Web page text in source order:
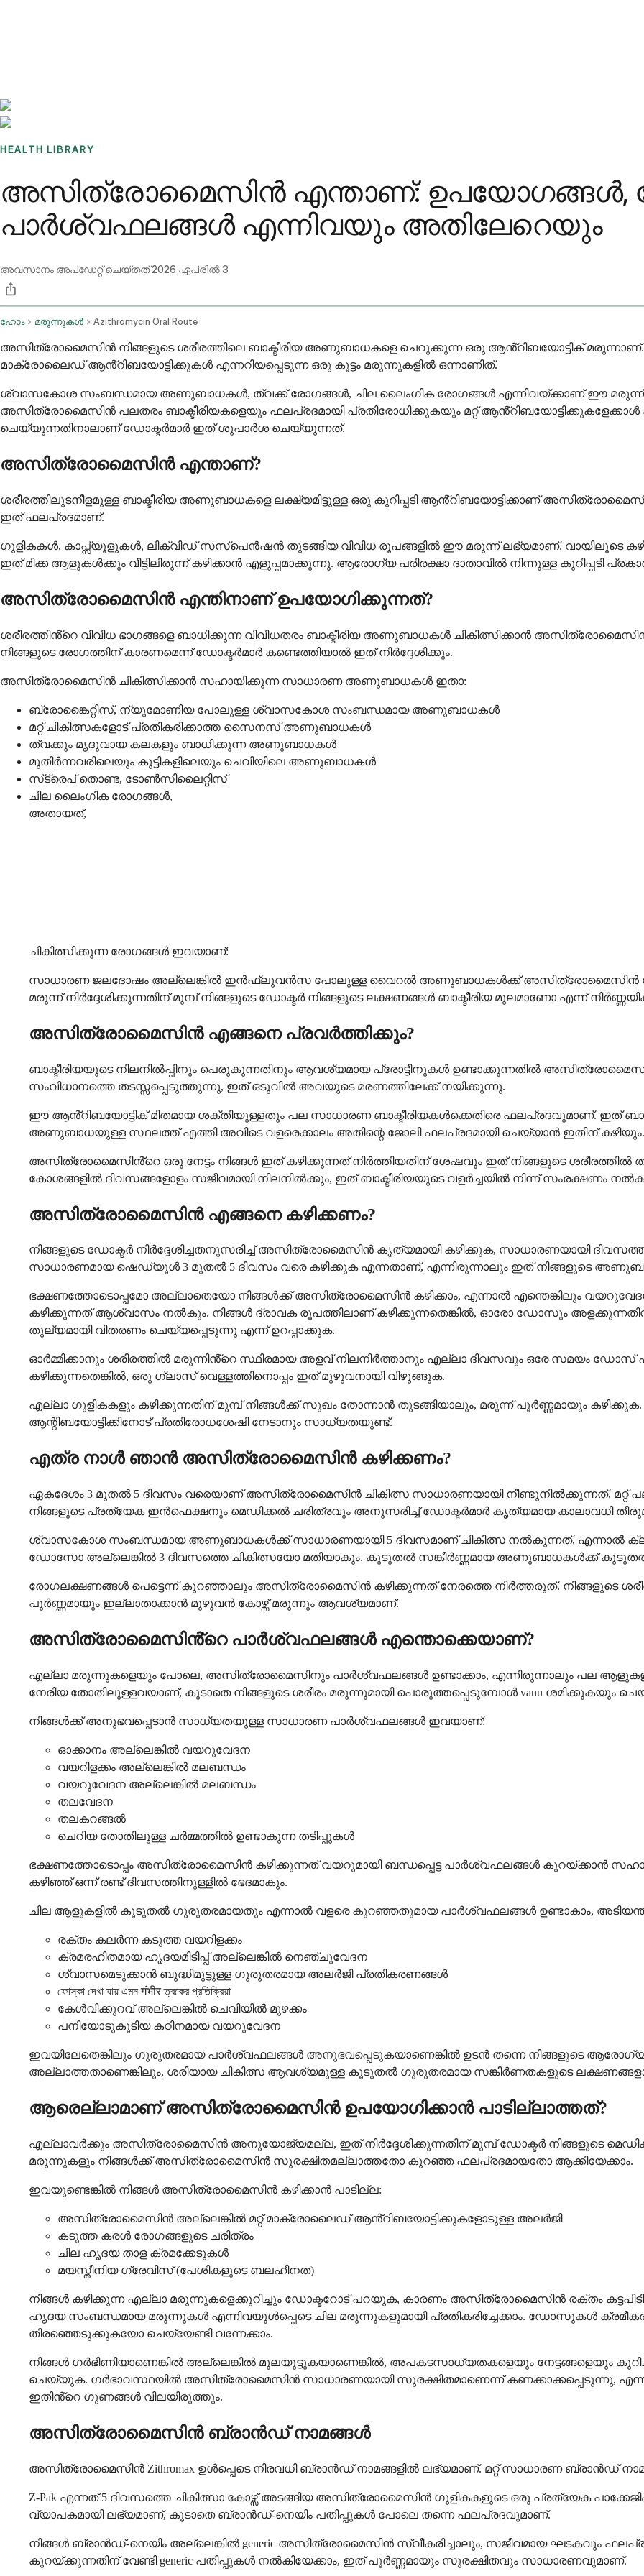
HEALTH LIBRARY
അസിത്രോമൈസിൻ എന്താണ്:
പാർശ്വഫലങ്ങൾ എന്നിവയും അതിലേറെയും
അവസാനം അപ്ഡേറ്റ് ചെയ്തത്2026 ഏപ്രിൽ 3
ഹോം മരുന്നുകൾ Azithromycin Oral Route
അസിത്രോമൈസിൻ നിങ്ങളുടെ ശരീരത്തിലെ ബാക്ടീരിയ അണുബാധകളെ ചെറുക്കുന്ന ഒരു ആൻ്റിബയോട്ടിക് മരുന്നാണ്.
മാക്രോലൈഡ് ആൻ്റിബയോട്ടിക്കുകൾ എന്നറിയപ്പെടുന്ന ഒരു കൂട്ടം മരുന്നുകളിൽ ഒന്നാണിത്.
ശ്വാസകോശ സംബന്ധമായ അണുബാധകൾ, ത്വക്ക് രോഗങ്ങൾ, ചില ലൈംഗിക രോഗങ്ങൾ എന്നിവയ്ക്കാണ് ഈ മരുന്ന്
അസിത്രോമൈസിൻ പലതരം ബാക്ടീരിയകളെയും ഫലപ്രദമായി പ്രതിരോധിക്കുകയും മറ്റ്
ചെയ്യുന്നതിനാലാണ് ഡോക്ടർമാർ ഇത് ശുപാർശ ചെയ്യുന്നത്.
അസിത്രോമൈസിൻ എന്താണ്?
ശരീരത്തിലുടനീളമുള്ള ബാക്ടീരിയ അണുബാധകളെ ലക്ഷ്യമിട്ടുള്ള ഒരു കുറിപ്പടി ആൻ്റിബയോട്ടിക്കാണ്
ഇത് ഫലപ്രദമാണ്.
ഗുളികകൾ, കാപ്സ്യൂളുകൾ, ലിക്വിഡ് സസ്പെൻഷൻ തുടങ്ങിയ വിവിധ രൂപങ്ങളിൽ ഈ മരുന്ന് ലഭ്യമാണ്. വായിലൂടെ
ഇത് മിക്ക ആളുകൾക്കും വീട്ടിലിരുന്ന് കഴിക്കാൻ എളുപ്പമാക്കുന്നു. ആരോഗ്യ പരിരക്ഷാ ദാതാവിൽ നിന്നുള്ള കുറിപ്പടി
അസിത്രോമൈസിൻ എന്തിനാണ് ഉപയോഗിക്കുന്നത്?
ശരീരത്തിൻ്റെ വിവിധ ഭാഗങ്ങളെ ബാധിക്കുന്ന വിവിധതരം ബാക്ടീരിയ അണുബാധകൾ ചികിത്സിക്കാൻ
നിങ്ങളുടെ രോഗത്തിന് കാരണമെന്ന് ഡോക്ടർമാർ കണ്ടെത്തിയാൽ ഇത് നിർദ്ദേശിക്കും.
അസിത്രോമൈസിൻ ചികിത്സിക്കാൻ സഹായിക്കുന്ന സാധാരണ അണുബാധകൾ ഇതാ:
ബ്രോങ്കൈറ്റിസ്, ന്യുമോണിയ പോലുള്ള ശ്വാസകോശ സംബന്ധമായ അണുബാധകൾ
മറ്റ് ചികിത്സകളോട് പ്രതികരിക്കാത്ത സൈനസ് അണുബാധകൾ
ത്വക്കും മൃദുവായ കലകളും ബാധിക്കുന്ന അണുബാധകൾ
മുതിർന്നവരിലെയും കുട്ടികളിലെയും ചെവിയിലെ അണുബാധകൾ
സ്‌ട്രെപ് തൊണ്ട, ടോൺസിലൈറ്റിസ്
ചില ലൈംഗിക രോഗങ്ങൾ,
ചികിത്സിക്കുന്ന രോഗങ്ങൾ ഇവയാണ്:
സാധാരണ ജലദോഷം അല്ലെങ്കിൽ ഇൻഫ്ലുവൻസ പോലുള്ള വൈറൽ അണുബാധകൾക്ക് അസിത്രോമൈസിൻ
മരുന്ന് നിർദ്ദേശിക്കുന്നതിന് മുമ്പ് നിങ്ങളുടെ ഡോക്ടർ നിങ്ങളുടെ ലക്ഷണങ്ങൾ ബാക്ടീരിയ മൂലമാണോ എന്ന്
അസിത്രോമൈസിൻ എങ്ങനെ പ്രവർത്തിക്കും?
ബാക്ടീരിയയുടെ നിലനിൽപ്പിനും പെരുകുന്നതിനും ആവശ്യമായ പ്രോട്ടീനുകൾ ഉണ്ടാക്കുന്നതിൽ
സംവിധാനത്തെ തടസ്സപ്പെടുത്തുന്നു, ഇത് ഒടുവിൽ അവയുടെ മരണത്തിലേക്ക് നയിക്കുന്നു.
ഈ ആൻ്റിബയോട്ടിക് മിതമായ ശക്തിയുള്ളതും പല സാധാരണ ബാക്ടീരിയകൾക്കെതിരെ ഫലപ്രദവുമാണ്. ഇത്
അണുബാധയുള്ള സ്ഥലത്ത് എത്തി അവിടെ വളരെക്കാലം അതിന്റെ ജോലി ഫലപ്രദമായി ചെയ്യാൻ ഇതിന് കഴിയും.
അസിത്രോമൈസിൻ്റെ ഒരു നേട്ടം നിങ്ങൾ ഇത് കഴിക്കുന്നത് നിർത്തിയതിന് ശേഷവും ഇത് നിങ്ങളുടെ ശരീരത്തിൽ
കോശങ്ങളിൽ ദിവസങ്ങളോളം സജീവമായി നിലനിൽക്കും, ഇത് ബാക്ടീരിയയുടെ വളർച്ചയിൽ നിന്ന് സംരക്ഷണം
അസിത്രോമൈസിൻ എങ്ങനെ കഴിക്കണം?
നിങ്ങളുടെ ഡോക്ടർ നിർദ്ദേശിച്ചതനുസരിച്ച് അസിത്രോമൈസിൻ കൃത്യമായി കഴിക്കുക, സാധാരണയായി
സാധാരണമായ ഷെഡ്യൂൾ 3 മുതൽ 5 ദിവസം വരെ കഴിക്കുക എന്നതാണ്, എന്നിരുന്നാലും ഇത് നിങ്ങളുടെ
ഭക്ഷണത്തോടൊപ്പമോ അല്ലാതെയോ നിങ്ങൾക്ക് അസിത്രോമൈസിൻ കഴിക്കാം, എന്നാൽ എന്തെങ്കിലും
കഴിക്കുന്നത് ആശ്വാസം നൽകും. നിങ്ങൾ ദ്രാവക രൂപത്തിലാണ് കഴിക്കുന്നതെങ്കിൽ, ഓരോ ഡോസും
തുല്യമായി വിതരണം ചെയ്യപ്പെടുന്നു എന്ന് ഉറപ്പാക്കുക.
ഓർമ്മിക്കാനും ശരീരത്തിൽ മരുന്നിൻ്റെ സ്ഥിരമായ അളവ് നിലനിർത്താനും എല്ലാ ദിവസവും ഒരേ സമയം
കഴിക്കുന്നതെങ്കിൽ, ഒരു ഗ്ലാസ് വെള്ളത്തിനൊപ്പം ഇത് മുഴുവനായി വിഴുങ്ങുക.
എല്ലാ ഗുളികകളും കഴിക്കുന്നതിന് മുമ്പ് നിങ്ങൾക്ക് സുഖം തോന്നാൻ തുടങ്ങിയാലും, മരുന്ന് പൂർണ്ണമായും കഴിക്കുക.
ആന്റിബയോട്ടിക്കിനോട് പ്രതിരോധശേഷി നേടാനും സാധ്യതയുണ്ട്.
എത്ര നാൾ ഞാൻ അസിത്രോമൈസിൻ കഴിക്കണം?
ഏകദേശം 3 മുതൽ 5 ദിവസം വരെയാണ് അസിത്രോമൈസിൻ ചികിത്സ സാധാരണയായി നീണ്ടുനിൽക്കുന്നത്, മറ്റ്
നിങ്ങളുടെ പ്രത്യേക ഇൻഫെക്ഷനും മെഡിക്കൽ ചരിത്രവും അനുസരിച്ച് ഡോക്ടർമാർ കൃത്യമായ കാലാവധി
ശ്വാസകോശ സംബന്ധമായ അണുബാധകൾക്ക് സാധാരണയായി 5 ദിവസമാണ് ചികിത്സ നൽകുന്നത്, എന്നാൽ
ഡോസോ അല്ലെങ്കിൽ 3 ദിവസത്തെ ചികിത്സയോ മതിയാകും. കൂടുതൽ സങ്കീർണ്ണമായ അണുബാധകൾക്ക് കൂടുതൽ
രോഗലക്ഷണങ്ങൾ പെട്ടെന്ന് കുറഞ്ഞാലും അസിത്രോമൈസിൻ കഴിക്കുന്നത് നേരത്തെ നിർത്തരുത്. നിങ്ങളുടെ
പൂർണ്ണമായും ഇല്ലാതാക്കാൻ മുഴുവൻ കോഴ്സ് മരുന്നും ആവശ്യമാണ്.
അസിത്രോമൈസിൻ്റെ പാർശ്വഫലങ്ങൾ എന്തൊക്കെയാണ്?
എല്ലാ മരുന്നുകളെയും പോലെ, അസിത്രോമൈസിനും പാർശ്വഫലങ്ങൾ ഉണ്ടാക്കാം, എന്നിരുന്നാലും പല
നേരിയ തോതിലുള്ളവയാണ്, കൂടാതെ നിങ്ങളുടെ ശരീരം മരുന്നുമായി പൊരുത്തപ്പെടുമ്പോൾ vanu ശമിക്കുകയും
നിങ്ങൾക്ക് അനുഭവപ്പെടാൻ സാധ്യതയുള്ള സാധാരണ പാർശ്വഫലങ്ങൾ ഇവയാണ്:
ഓക്കാനം അല്ലെങ്കിൽ വയറുവേദന
വയറിളക്കം അല്ലെങ്കിൽ മലബന്ധം
വയറുവേദന അല്ലെങ്കിൽ മലബന്ധം
തലവേദന
തലകറങ്ങൽ
ചെറിയ തോതിലുള്ള ചർമ്മത്തിൽ ഉണ്ടാകുന്ന തടിപ്പുകൾ
ഭക്ഷണത്തോടൊപ്പം അസിത്രോമൈസിൻ കഴിക്കുന്നത് വയറുമായി ബന്ധപ്പെട്ട പാർശ്വഫലങ്ങൾ കുറയ്ക്കാൻ
കഴിഞ്ഞ് ഒന്ന് രണ്ട് ദിവസത്തിനുള്ളിൽ ഭേദമാകും.
ചില ആളുകളിൽ കൂടുതൽ ഗുരുതരമായതും എന്നാൽ വളരെ കുറഞ്ഞതുമായ പാർശ്വഫലങ്ങൾ ഉണ്ടാകാം,
രക്തം കലർന്ന കടുത്ത വയറിളക്കം
ക്രമരഹിതമായ ഹൃദയമിടിപ്പ് അല്ലെങ്കിൽ നെഞ്ചുവേദന
ശ്വാസമെടുക്കാൻ ബുദ്ധിമുട്ടുള്ള ഗുരുതരമായ അലർജി പ്രതികരണങ്ങൾ
ফোস্কা দেখা যায় এমন गंभीर ত্বকের প্রতিক্রিয়া
കേൾവിക്കുറവ് അല്ലെങ്കിൽ ചെവിയിൽ മുഴക്കം
പനിയോടുകൂടിയ കഠിനമായ വയറുവേദന
ഇവയിലേതെങ്കിലും ഗുരുതരമായ പാർശ്വഫലങ്ങൾ അനുഭവപ്പെടുകയാണെങ്കിൽ ഉടൻ തന്നെ നിങ്ങളുടെ ആരോഗ്യ
അല്ലാത്തതാണെങ്കിലും, ശരിയായ ചികിത്സ ആവശ്യമുള്ള കൂടുതൽ ഗുരുതരമായ സങ്കീർണതകളുടെ
ആരെല്ലാമാണ് അസിത്രോമൈസിൻ ഉപയോഗിക്കാൻ പാടില്ലാത്തത്?
എല്ലാവർക്കും അസിത്രോമൈസിൻ അനുയോജ്യമല്ല, ഇത് നിർദ്ദേശിക്കുന്നതിന് മുമ്പ് ഡോക്ടർ നിങ്ങളുടെ
മരുന്നുകളും നിങ്ങൾക്ക് അസിത്രോമൈസിൻ സുരക്ഷിതമല്ലാത്തതോ കുറഞ്ഞ ഫലപ്രദമായതോ ആക്കിയേക്കാം.
ഇവയുണ്ടെങ്കിൽ നിങ്ങൾ അസിത്രോമൈസിൻ കഴിക്കാൻ പാടില്ല:
അസിത്രോമൈസിൻ അല്ലെങ്കിൽ മറ്റ് മാക്രോലൈഡ് ആൻ്റിബയോട്ടിക്കുകളോടുള്ള അലർജി
കടുത്ത കരൾ രോഗങ്ങളുടെ ചരിത്രം
ചില ഹൃദയ താള ക്രമക്കേടുകൾ
മയസ്തീനിയ ഗ്രേവിസ് (പേശികളുടെ ബലഹീനത)
നിങ്ങൾ കഴിക്കുന്ന എല്ലാ മരുന്നുകളെക്കുറിച്ചും ഡോക്ടറോട് പറയുക, കാരണം അസിത്രോമൈസിൻ രക്തം
ഹൃദയ സംബന്ധമായ മരുന്നുകൾ എന്നിവയുൾപ്പെടെ ചില മരുന്നുകളുമായി പ്രതികരിച്ചേക്കാം. ഡോസുകൾ
തിരഞ്ഞെടുക്കുകയോ ചെയ്യേണ്ടി വന്നേക്കാം.
നിങ്ങൾ ഗർഭിണിയാണെങ്കിൽ അല്ലെങ്കിൽ മുലയൂട്ടുകയാണെങ്കിൽ, അപകടസാധ്യതകളെയും നേട്ടങ്ങളെയും
ചെയ്യുക. ഗർഭാവസ്ഥയിൽ അസിത്രോമൈസിൻ സാധാരണയായി സുരക്ഷിതമാണെന്ന് കണക്കാക്കപ്പെടുന്നു,
ഇതിൻ്റെ ഗുണങ്ങൾ വിലയിരുത്തും.
അസിത്രോമൈസിൻ ബ്രാൻഡ് നാമങ്ങൾ
അസിത്രോമൈസിൻ Zithromax ഉൾപ്പെടെ നിരവധി ബ്രാൻഡ് നാമങ്ങളിൽ ലഭ്യമാണ്. മറ്റ് സാധാരണ ബ്രാൻഡ്
Z-Pak എന്നത് 5 ദിവസത്തെ ചികിത്സാ കോഴ്സ് അടങ്ങിയ അസിത്രോമൈസിൻ ഗുളികകളുടെ ഒരു പ്രത്യേക
വ്യാപകമായി ലഭ്യമാണ്, കൂടാതെ ബ്രാൻഡ്-നെയിം പതിപ്പുകൾ പോലെ തന്നെ ഫലപ്രദവുമാണ്.
നിങ്ങൾ ബ്രാൻഡ്-നെയിം അല്ലെങ്കിൽ generic അസിത്രോമൈസിൻ സ്വീകരിച്ചാലും, സജീവമായ ഘടകവും
കുറയ്ക്കുന്നതിന് വേണ്ടി generic പതിപ്പുകൾ നൽകിയേക്കാം, ഇത് പൂർണ്ണമായും സുരക്ഷിതവും സാധാരണവുമാണ്.